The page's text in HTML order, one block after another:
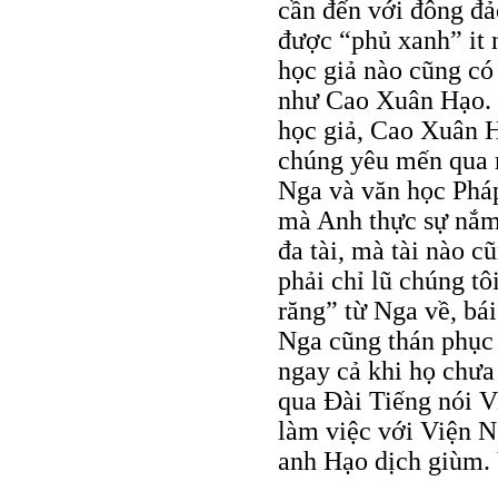
cần đến với đông
được “phủ xanh” it
học giả nào cũng
như Cao Xuân
học giả, Cao Xuân
chúng yêu mến
Nga và văn học
mà Anh thực sự
đa tài, mà tài nào
phải chỉ lũ chúng
răng” từ Nga về,
Nga cũng thán
ngay cả khi họ
qua Đài Tiếng nói
làm việc với Viện
anh Hạo dịch